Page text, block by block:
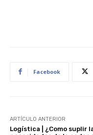
Facebook
ARTÍCULO ANTERIOR
Logística | ¿Como suplir